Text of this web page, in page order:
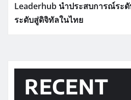
Leaderhub นำประสบการณ์ระ
ระดับสู่ดิจิทัลในไทย
RECENT